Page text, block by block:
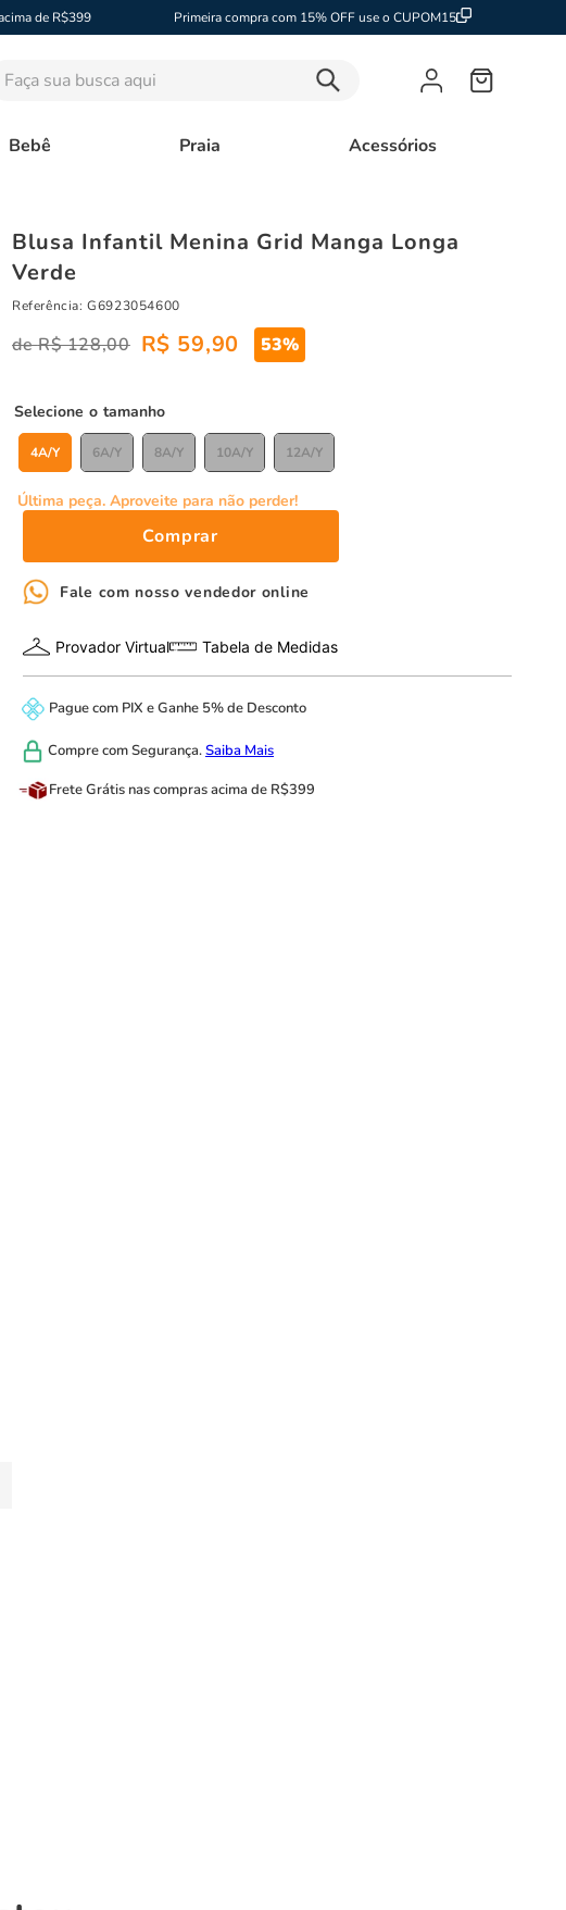
de R$399 Primeira compra com 15% OFF use o CUPOM15
sua busca aqui
Bebê Praia Acessórios
Blusa Infantil Menina Grid Manga Longa
Verde
Referência:G6923054600
R$ 128,00 R$ 59,90 53%
tamanho
4A/Y 6A/Y 8A/Y 10A/Y 12A/Y
Última peça. Aproveite para não perder!
Comprar
Fale com nosso vendedor online
Provador Virtual Tabela de Medidas
Pague com PIX eGanhe 5% de Desconto
Compre comSegurança.Saiba Mais
Frete Grátis nas compras acima de R$399